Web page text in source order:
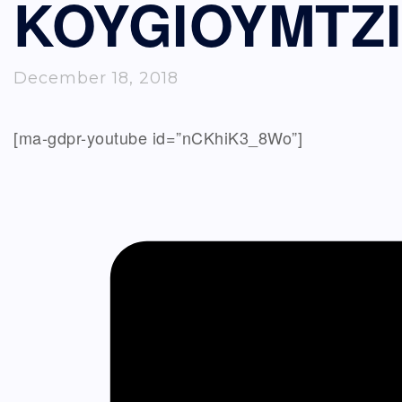
December 18, 2018
[ma-gdpr-youtube id=”nCKhiK3_8Wo”]